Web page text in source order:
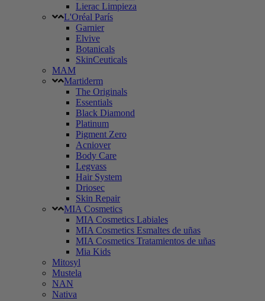
Lierac Limpieza
L'Oréal París
Garnier
Elvive
Botanicals
SkinCeuticals
MAM
Martiderm
The Originals
Essentials
Black Diamond
Platinum
Pigment Zero
Acniover
Body Care
Legvass
Hair System
Driosec
Skin Repair
MIA Cosmetics
MIA Cosmetics Labiales
MIA Cosmetics Esmaltes de uñas
MIA Cosmetics Tratamientos de uñas
Mia Kids
Mitosyl
Mustela
NAN
Nativa